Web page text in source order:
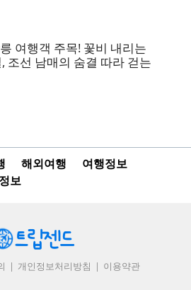
여행객 주목! 꽃비 내리는
조선 남매의 숨결 따라 걷는
해외여행
여행정보
보
개인정보처리방침
이용약관